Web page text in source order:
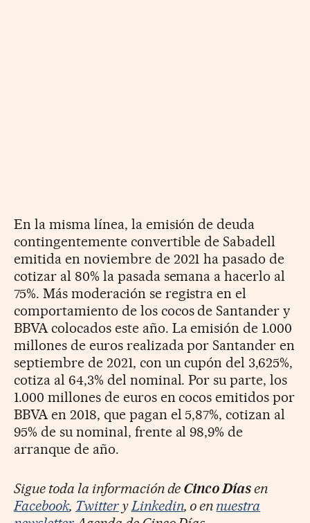
En la misma línea, la emisión de deuda
contingentemente convertible de Sabadell
emitida en noviembre de 2021 ha pasado de
cotizar al 80% la pasada semana a hacerlo al
75%. Más moderación se registra en el
comportamiento de los cocos de Santander y
BBVA colocados este año. La emisión de 1.000
millones de euros realizada por Santander en
septiembre de 2021, con un cupón del 3,625%,
cotiza al 64,3% del nominal. Por su parte, los
1.000 millones de euros en cocos emitidos por
BBVA en 2018, que pagan el 5,87%, cotizan al
95% de su nominal, frente al 98,9% de
arranque de año.
Sigue toda la información de Cinco Díasen
Facebook, Twittery Linkedin, o en nuestra